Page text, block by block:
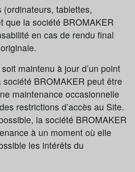
tablettes,
que la société BROMAKER
en cas de rendu final
maintenu à jour d’un point
BROMAKER peut être
maintenance occasionnelle
restrictions d’accès au Site.
la société BROMAKER
à un moment où elle
les intérêts du